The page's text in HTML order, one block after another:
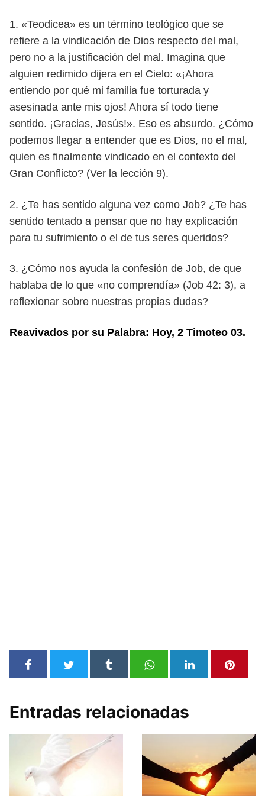
1. «Teodicea» es un término teológico que se
refiere a la vindicación de Dios respecto del mal,
pero no a la justificación del mal. Imagina que
alguien redimido dijera en el Cielo: «¡Ahora
entiendo por qué mi fami lia fue torturada y
asesinada ante mis ojos! Ahora sí todo tiene
sentido. ¡Gracias, Jesús!». Eso es absurdo. ¿Cómo
podemos llegar a entender que es Dios, no el mal,
quien es finalmente vindicado en el contexto del
Gran Conflicto? (Ver la lección 9).
2. ¿Te has sentido alguna vez como Job? ¿Te has
sentido tentado a pensar que no hay explicación
para tu sufrimiento o el de tus seres queridos?
3. ¿Cómo nos ayuda la confesión de Job, de que
hablaba de lo que «no comprendía» (Job 42: 3), a
reflexionar sobre nuestras propias dudas?
Reavivados por su Palabra: Hoy, 2 Timoteo 03.
Entradas relacionadas